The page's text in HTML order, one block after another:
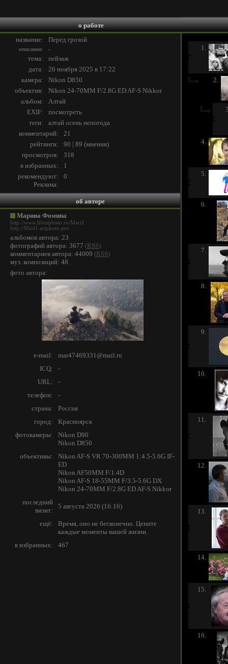
о работе
название:
Перед грозой
описание: -
тема:
пейзаж
дата:
26 ноября 2025 в 17:22
камера:
Nikon D850
объектив:
Nikon 24-70MM F/2.8G ED AF-S Nikkor
альбом:
Алтай
EXIF:
посмотреть
теги:
алтай осень непогода
комментарий:
21
рейтинги:
90 | 89 (мнения)
просмотров:
318
в избранных:
1
рекомендуют:
0
Реклама:
об авторе
Марина Фомина
http://www.lifeisphoto.ru/Mari1
http://Mari1.artphoto.pro
альбомов автора: 23
фотографий автора: 3677 (RSS)
комментариев автора: 44009 (RSS)
муз. композиций: 48
фото автора:
e-mail:
mar47469331@mail.ru
ICQ:
-
URL:
-
телефон:
-
страна:
Россия
город:
Красноярск
фотокамеры:
Nikon D90
Nikon D850
объективы:
Nikon AF-S VR 70-300MM 1:4.5-5.6G IF-
ED
Nikon AF50MM F/1.4D
Nikon AF-S 18-55MM F/3.5-5.6G DX
Nikon 24-70MM F/2.8G ED AF-S Nikkor
последний
визит:
5 августа 2026 (16:16)
ещё:
Время, оно не бесконечно. Цените
каждые моменты вашей жизни.
в избранных:
467
1.
2.
4.
5.
6.
7.
8.
9.
10.
11.
12.
13.
14.
15.
16.